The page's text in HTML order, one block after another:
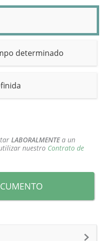
determinado
LABORALMENTEa un
nuestro Contrato de